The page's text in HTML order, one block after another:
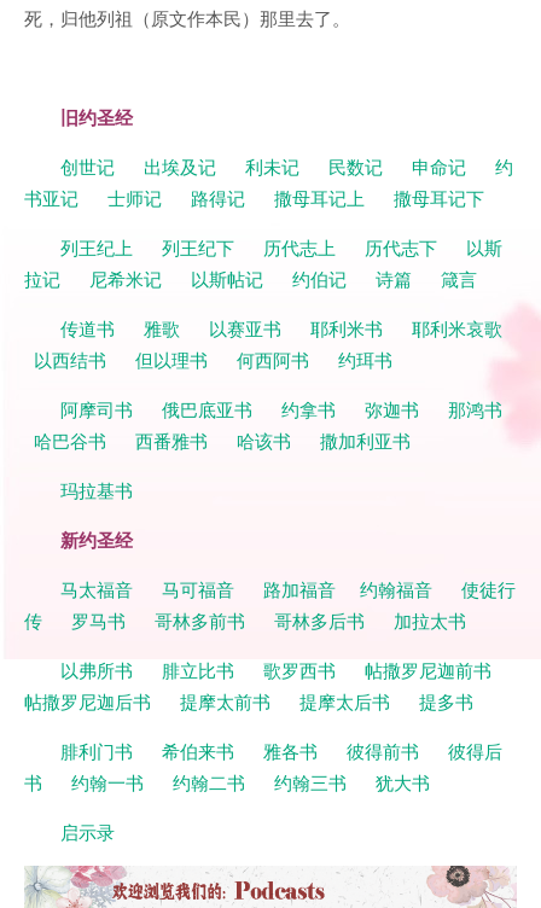
死，归他列祖（原文作本民）那里去了。
旧约圣经
创世记 出埃及记 利未记 民数记 申命记
约
书亚记
士师记 路得记 撒母耳记上
撒母耳记下
列王纪上
列王纪下 历代志上 历代志下
以斯
拉记
尼希米记 以斯帖记 约伯记 诗篇
箴言
传道书
雅歌 以赛亚书 耶利米书
耶利米哀歌
以西结书
但以理书 何西阿书
约珥书
阿摩司书
俄巴底亚书 约拿书 弥迦书
那鸿书
哈巴谷书
西番雅书 哈该书
撒加利亚书
玛拉基书
新约圣经
马太福音 马可福音 路加福音 约翰福音
使徒行
传
罗马书 哥林多前书 哥林多后书
加拉太书
以弗所书
腓立比书 歌罗西书
帖撒罗尼迦前书
帖撒罗尼迦后书
提摩太前书 提摩太后书
提多书
腓利门书
希伯来书 雅各书 彼得前书
彼得后
书
约翰一书 约翰二书 约翰三书
犹大书
启示录